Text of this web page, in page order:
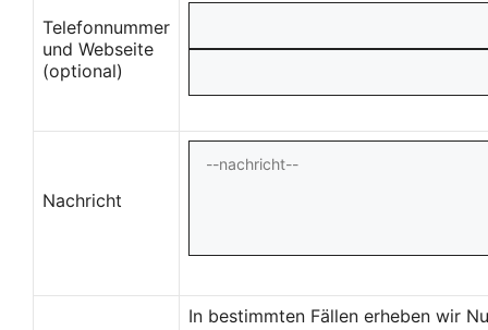
Telefonnummer
und Webseite
(optional)
Nachricht
In bestimmten Fällen erheben wir